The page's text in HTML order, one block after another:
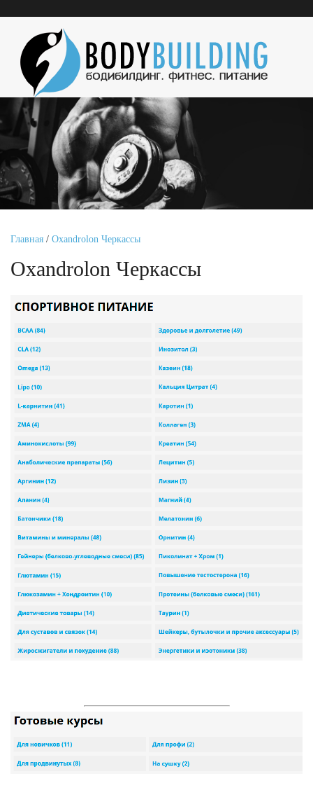
Главная / Oxandrolon Черкассы
Oxandrolon Черкассы